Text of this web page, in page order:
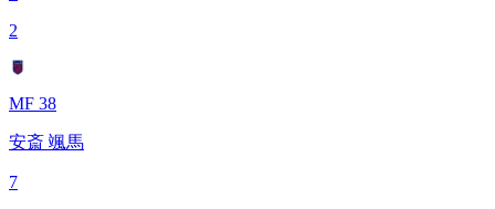
2
MF 38
安斎 颯馬
7